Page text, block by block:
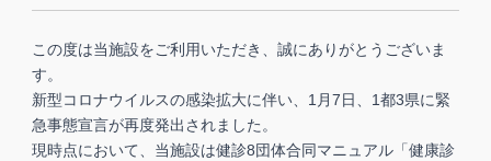
この度は当施設をご利用いただき、誠にありがとうございま
す。
新型コロナウイルスの感染拡大に伴い、1月7日、1都3県に緊
急事態宣言が再度発出されました。
現時点において、当施設は健診8団体合同マニュアル「健康診